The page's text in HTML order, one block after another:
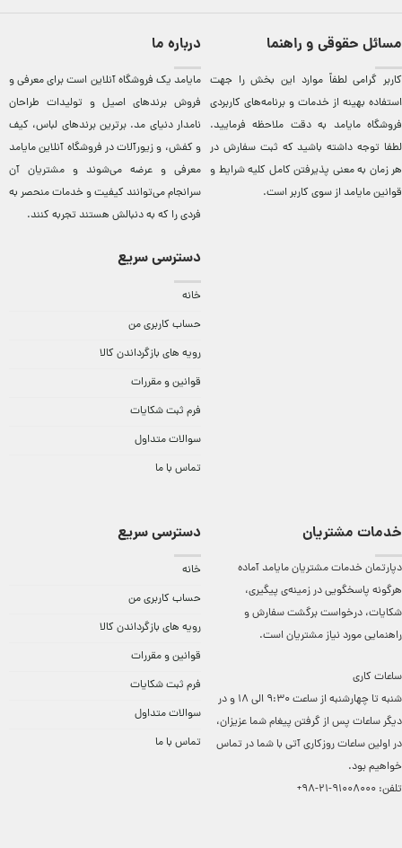
مسائل حقوقی و راهنما
کاربر گرامی لطفاً موارد این بخش را جهت
استفاده بهینه از خدمات و برنامه‌‏های کاربردی
فروشگاه مایامد به دقت ملاحظه فرمایید.
لطفا توجه داشته باشید که ثبت سفارش در
هر زمان به معنی پذیرفتن کامل کلیهشرایط و
قوانین مایامداز سوی کاربر است.
درباره ما
مایامد يک فروشگاه آنلاين است برای معرفی و
فروش برندهای اصيل و توليدات طراحان
نامدار دنيای مد. برترين‌ برندهای لباس، کيف
و کفش، و زيورآلات در فروشگاه آنلاين مایامد
معرفی و عرضه می‌شوند و مشتريان آن
سرانجام می‌توانند کيفيت و خدمات منحصر به
فردی را که به دنبالش هستند تجربه کنند.
دسترسی سریع
خانه
حساب کاربری من
رویه های بازگرداندن کالا
قوانین و مقررات
فرم ثبت شکایات
سوالات متداول
تماس با ما
خدمات مشتریان
دپارتمان خدمات مشتریان مایامد آماده
هرگونه پاسخگویی در زمینه‌ی پیگیری،
شکایات، درخواست برگشت سفارش و
راهنمایی مورد نیاز مشتریان است.
ساعات کاری
شنبه تا چهارشنبه از ساعت 9:30 الی 18 و در
دیگر ساعات ‌پس از گرفتن پیغام شما عزیزان،
در اولین ساعات روزکاری آتی با شما در تماس
خواهیم بود.
تلفن: 91008000-21-98+
دسترسی سریع
خانه
حساب کاربری من
رویه های بازگرداندن کالا
قوانین و مقررات
فرم ثبت شکایات
سوالات متداول
تماس با ما